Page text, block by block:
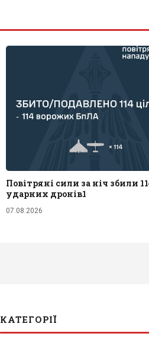
Повітряні сили за ніч збили
ударних дронів1
07.08.2026
КАТЕГОРІЇ